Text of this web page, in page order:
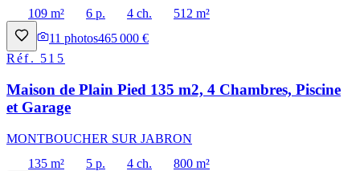
109 m²
6 p. 4 ch.
512 m²
11 photos465 000 €
Réf. 515
Maison de Plain Pied 135 m2, 4 Chambres, Piscine
et Garage
MONTBOUCHER SUR JABRON
135 m²
5 p. 4 ch.
800 m²